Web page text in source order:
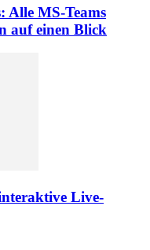
Alle MS-Teams
auf einen Blick
Live-